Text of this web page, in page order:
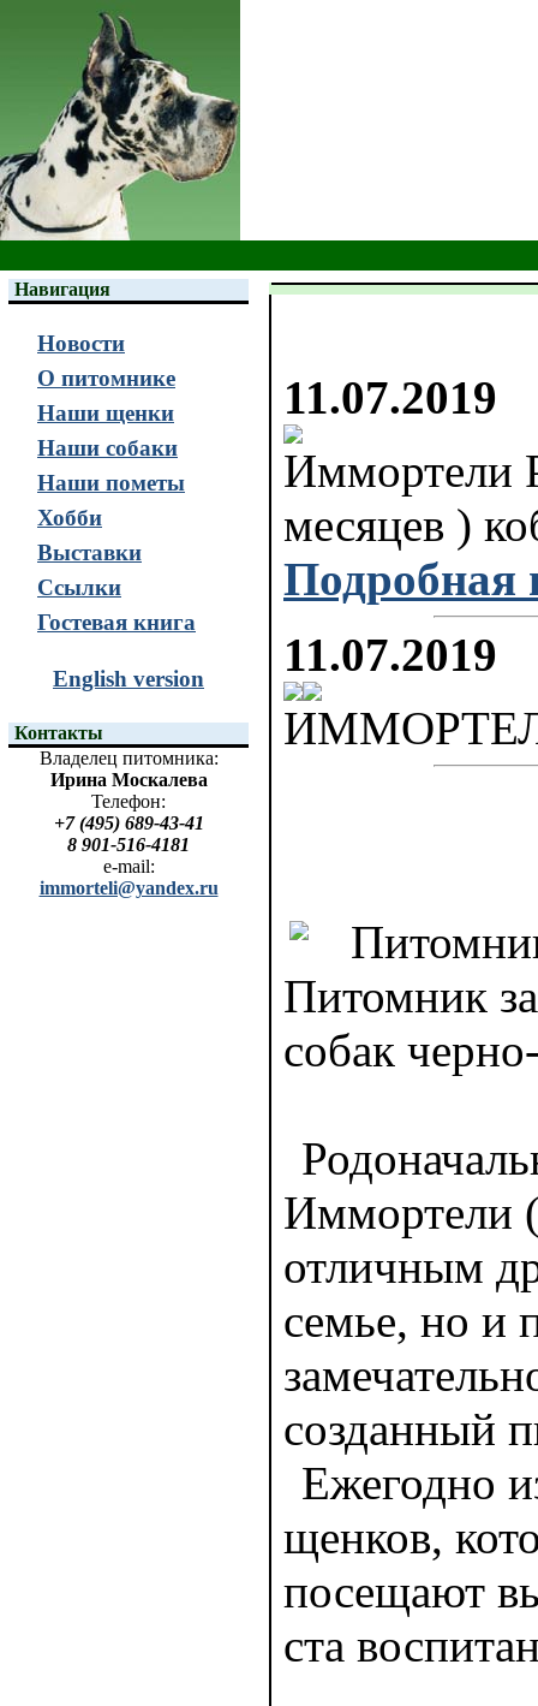
Навигация
Новости
О питомнике
Наши щенки
Наши собаки
Наши пометы
Хобби
Выставки
Ссылки
Гостевая книга
English version
Контакты
Владелец питомника:
Ирина Москалева
Телефон:
+7 (495) 689-43-41
8 901-516-4181
e-mail:
immorteli@yandex.ru
11.07.2019
Иммортели
месяцев )
Подробная
11.07.2019
ИММОРТЕЛИ
Питомник
собак
Иммортели
отличным
семье, но и
созданный
Ежегодно
щенков,
посещают
ста